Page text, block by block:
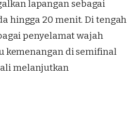
lapangan sebagai
hingga 20 menit. Di tengah
penyelamat wajah
kemenangan di semifinal
melanjutkan